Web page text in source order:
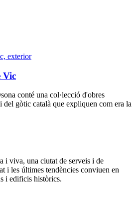
Vic
conté una col·lecció d'obres
del gòtic català que expliquen com era la
i viva, una ciutat de serveis i de
i les últimes tendències conviuen en
i edificis històrics.